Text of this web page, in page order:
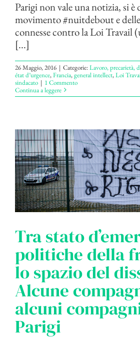
Parigi non vale una notizia, si
movimento #nuitdebout e
connesse contro la Loi Travail
[...]
26 Maggio, 2016 | Categorie:Lavoro, precarietà,
état d’urgence,Francia,general intellect,Loi
sindacato | 1 Commento
Continua a leggere
Tra stato
politiche della
lo spazio del
Alcune
alcuni
Parigi